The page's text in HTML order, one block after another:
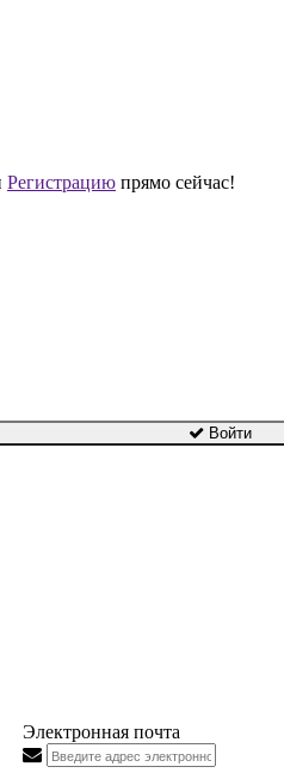
Регистрацию прямо сейчас!
Войти
Электронная почта